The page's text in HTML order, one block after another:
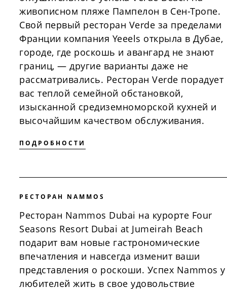
живописном пляже Пампелон в Сен-Тропе.
Свой первый ресторан Verde за пределами
Франции компания Yeeels открыла в Дубае,
городе, где роскошь и авангард не знают
границ, — другие варианты даже не
рассматривались. Ресторан Verde порадует
вас теплой семейной обстановкой,
изысканной средиземноморской кухней и
высочайшим качеством обслуживания.
ПОДРОБНОСТИ
РЕСТОРАН NAMMOS
Ресторан Nammos Dubai на курорте Four
Seasons Resort Dubai at Jumeirah Beach
подарит вам новые гастрономические
впечатления и навсегда изменит ваши
представления о роскоши. Успех Nammos у
любителей жить в свое удовольствие